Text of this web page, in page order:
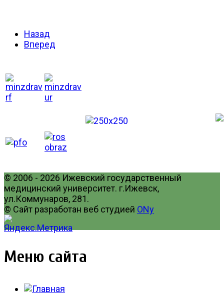
Назад
Вперед
© 2006 - 2026 Ижевский государственный
медицинский университет. г.Ижевск,
ул.Коммунаров, 281.
© Сайт разработан веб студией ONy
Меню сайта